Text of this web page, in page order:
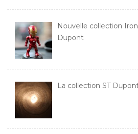
Nouvelle collection
Dupont
La collection ST